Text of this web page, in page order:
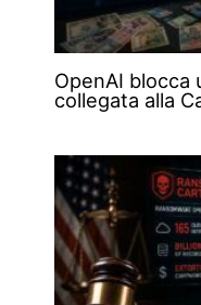
OpenAI blocca
collegata alla